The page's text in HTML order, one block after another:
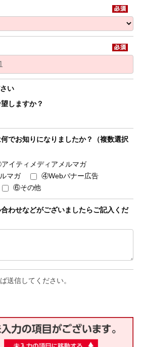
い
しますか？
でお知りになりましたか？（複数選択
イティメディアメルマガ
マガ
④Webバナー広告
⑥その他
わせなどがございましたらご記入くだ
送信してください。